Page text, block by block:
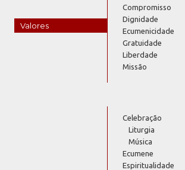
Valores
Compromisso
Dignidade
Ecumenicidade
Gratuidade
Liberdade
Missão
Celebração
Liturgia
Música
Ecumene
Espiritualidade